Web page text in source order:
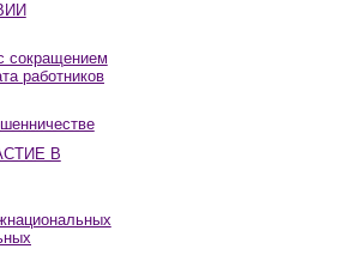
сокращением
работников
В